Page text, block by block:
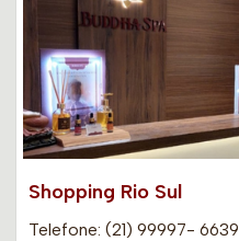
Shopping Rio Sul
Telefone: (21) 99997- 6639